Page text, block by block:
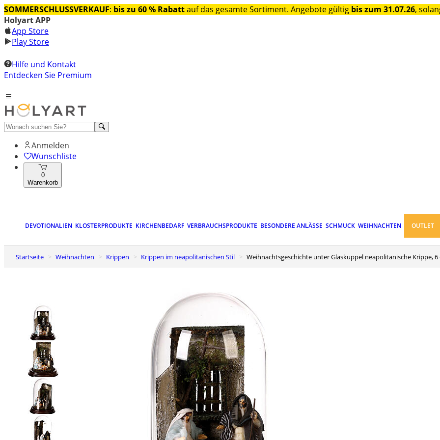
SOMMERSCHLUSSVERKAUF: bis zu 60 % Rabattauf das gesamte Sortiment. Angebote gültig bis zum 31.07.26,
Holyart APP
App Store
Play Store
Hilfe und Kontakt
Entdecken Sie Premium
Anmelden
Wunschliste
0
Warenkorb
DEVOTIONALIEN KLOSTERPRODUKTE KIRCHENBEDARF VERBRAUCHSPRODUKTE BESONDERE ANLÄSSE SCHMUCK WEIHNACHTEN OUTLET
Startseite Weihnachten Krippen Krippen im neapolitanischen Stil Weihnachtsgeschichte unter Glaskuppel neapolitanische Krippe, 6